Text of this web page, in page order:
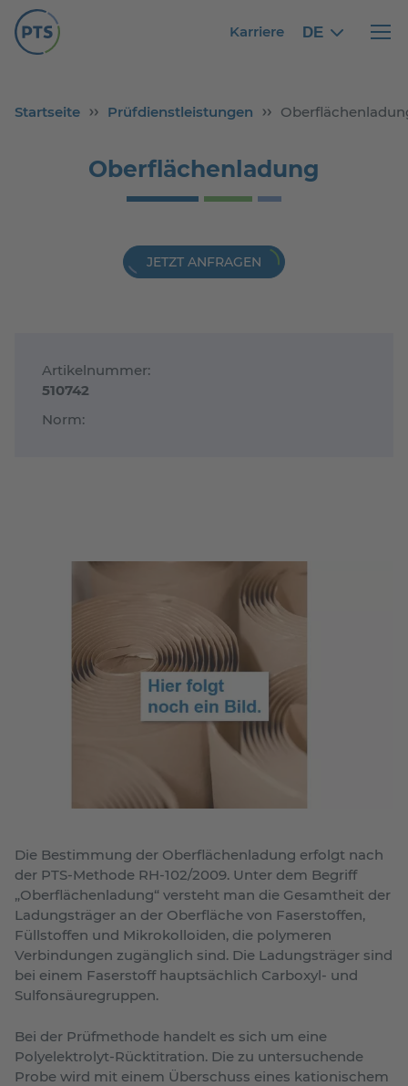
Karriere DEGerman
German
Startseite Prüfdienstleistungen
Oberflächenladung
JETZT ANFRAGEN
Artikelnummer:
510742
Norm:
Die Bestimmung der Oberflächenladung erfolgt nach
der PTS-Methode RH-102/2009. Unter dem Begriff
„Oberflächenladung“ versteht man die Gesamtheit der
Ladungsträger an der Oberfläche von Faserstoffen,
Füllstoffen und Mikrokolloiden, die polymeren
Verbindungen zugänglich sind. Die Ladungsträger sind
bei einem Faserstoff hauptsächlich Carboxyl- und
Sulfonsäuregruppen.
Bei der Prüfmethode handelt es sich um eine
Polyelektrolyt-Rücktitration. Die zu untersuchende
Probe wird mit einem Überschuss eines kationischem